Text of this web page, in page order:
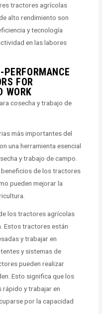
tractores agrícolas
alto rendimiento son
y tecnología
en las labores
FOR
WORK
cosecha y trabajo de
más importantes del
una herramienta esencial
y trabajo de campo.
de los tractores
pueden mejorar la
los tractores agrícolas
Estos tractores están
y trabajar en
y sistemas de
pueden realizar
Esto significa que los
rápido y trabajar en
por la capacidad